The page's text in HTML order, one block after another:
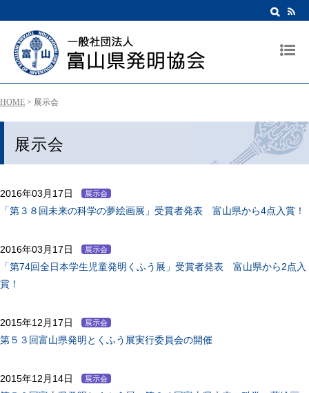
HOME > 展示会
展示会
2016年03月17日 展示会
「第３８回未来の科学の夢絵画展」受賞者発表 富山県から4点入賞！
2016年03月17日 展示会
「第74回全日本学生児童発明くふう展」受賞者発表 富山県から2点入
賞！
2015年12月17日 展示会
第５３回富山県発明とくふう展実行委員会の開催
2015年12月14日 展示会